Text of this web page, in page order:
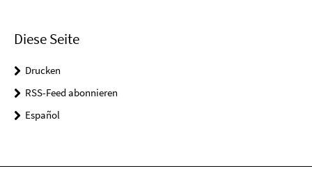
Diese Seite
Drucken
RSS-Feed abonnieren
Español